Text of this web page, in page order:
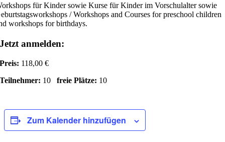
für Kinder sowie Kurse für Kinder im Vorschulalter sowie
/ Workshops and Courses for preschool children
workshops for birthdays.
Jetzt anmelden:
Preis: 118,00 €
Teilnehmer: 10freie Plätze: 10
Zum Kalender hinzufügen